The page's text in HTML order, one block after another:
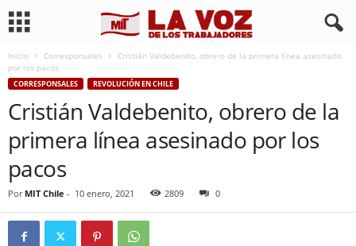
Inicio Corresponsales
Cristián Valdebenito, obrero de la primera línea asesinado
por los pacos
CORRESPONSALES REVOLUCIÓN EN CHILE
Cristián Valdebenito, obrero de la
primera línea asesinado por los
pacos
Por MIT Chile - 10 enero, 2021 2809 0